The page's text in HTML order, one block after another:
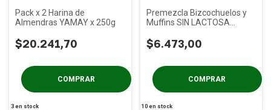
Pack x 2 Harina de
Almendras YAMAY x 250g
$20.241,70
3en stock
Premezcla Bizcochuelos y
Muffins SIN LACTOSA
$6.473,00
10 en stock